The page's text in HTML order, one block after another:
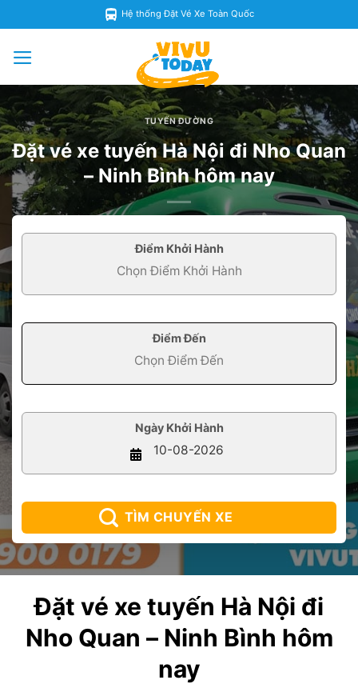
Hệ thống Đặt Vé Xe Toàn Quốc
TUYẾN ĐƯỜNG
Đặt vé xe tuyến Hà Nội đi Nho Quan
– Ninh Bình hôm nay
Điểm Khởi Hành
Điểm Đến
Ngày Khởi Hành
TÌM CHUYẾN XE
Đặt vé xe tuyến Hà Nội đi
Nho Quan – Ninh Bình hôm
nay